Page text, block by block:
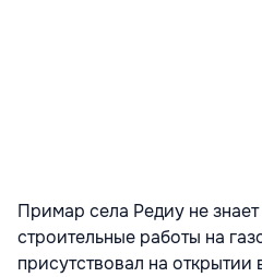
Примар села Редиу не
строительные работы на
присутствовал на открытии